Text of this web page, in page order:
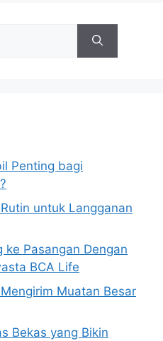
Penting bagi
untuk Langganan
ke Pasangan Dengan
BCA Life
Muatan Besar
Bekas yang Bikin